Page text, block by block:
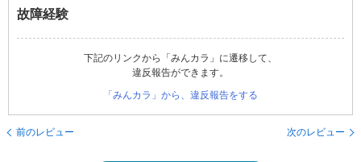
故障経験
下記のリンクから「みんカラ」に遷移して、
違反報告ができます。
「みんカラ」から、違反報告をする
前のレビュー 次のレビュー